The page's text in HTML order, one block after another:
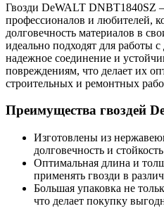
Гвозди DeWALT DNBT1840SZ
профессионалов и любителей,
долговечность материалов в
идеально подходят для работы
надежное соединение и
повреждениям, что делает их
строительных и ремонтных
Преимущества гвоздей
Изготовлены из
долговечность и
Оптимальная длина и
применять гвозди в
Большая упаковка не
что делает покупку